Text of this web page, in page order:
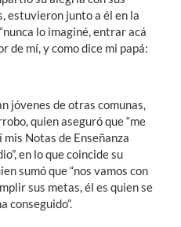
estuvieron junto a él en la
lo imaginé, entrar acá
de mí, y como dice mi papá:
jóvenes de otras comunas,
quien aseguró que “me
Notas de Enseñanza
en lo que coincide su
sumó que “nos vamos con
sus metas, él es quien se
conseguido”.